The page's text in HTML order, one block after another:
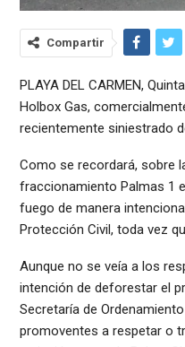
Compartir
PLAYA DEL CARMEN,
Holbox Gas,
recientemente siniestrado
Como se recordará, sobre
fraccionamiento Palmas 1
fuego de manera
Protección Civil, toda vez
Aunque no se veía a los
intención de deforestar el
Secretaría de
promoventes a respetar o